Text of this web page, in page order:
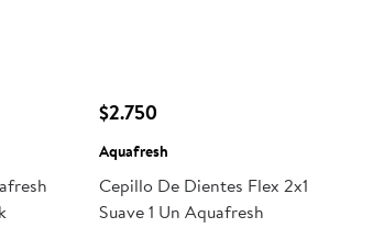
$2.750
Aquafresh
Cepillo De Dientes Flex 2x1
Suave 1 Un Aquafresh